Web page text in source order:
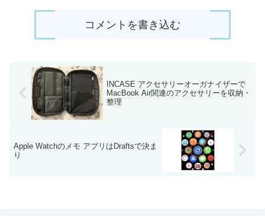
コメントを書き込む
INCASE アクセサリーオーガナイザーで
MacBook Air関連のアクセサリーを収納・
整理
Apple Watchのメモ アプリはDraftsで決ま
り